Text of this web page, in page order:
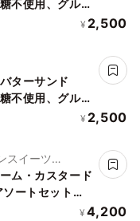
不使用、グルテ
ニカルカカオサ
¥ 2,500
ターサンド
不使用、グルテ
ニカルサンド¥ 2,500
スイーツ
ム・カスタード
ートセット
¥ 4,200